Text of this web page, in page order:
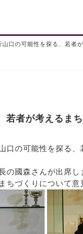
山口の可能性を探る、若者
若者が考えるま
口の可能性を探る
の國森さんが出席し
ちづくりについて意